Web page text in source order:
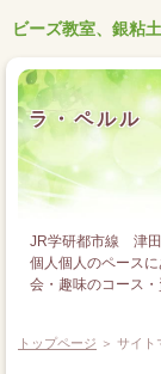
ビーズ教室、銀粘
ラ・ペルル
JR学研都市線 津
個人個人のペース
会・趣味のコース・
トップページ ＞ サイト